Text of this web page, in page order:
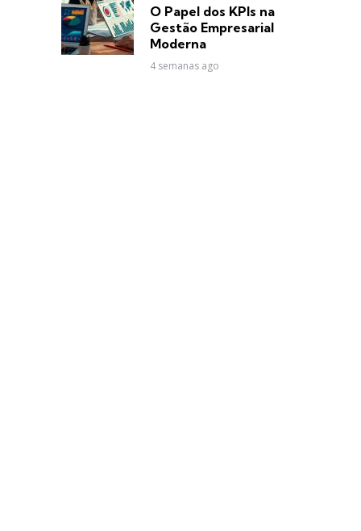
O Papel dos KPIs na
Gestão Empresarial
Moderna
4 semanas ago